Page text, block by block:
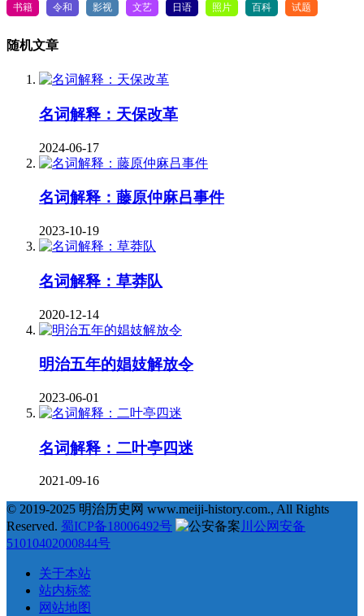
书籍 令和 影视 文艺 日语 照片 百科 试题
随机文章
名词解释：天保改革
2024-06-17
名词解释：藤原仲麻吕事件
2023-10-19
名词解释：草莽队
2020-12-14
明治五年的娼妓解放令
2023-06-01
名词解释：二叶亭四迷
2021-09-16
© 2019-2025 明治历史网 www.meiji-history.com., All Rights
Reserved. 蜀ICP备18006492号
川公网安备
51010402000844号
关于本站
站内标签
网站地图